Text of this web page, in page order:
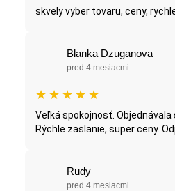
skvely vyber tovaru, ceny,
Blanka Dzuganova
pred 4 mesiacmi
★ ★ ★ ★ ★
Veľká spokojnosť. Objednávala
Rýchle zaslanie, super ceny.
Rudy
pred 4 mesiacmi